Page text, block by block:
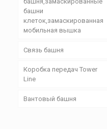
башни
клеток,замаскированная
мобильная вышка
Связь башня
Коробка передач Tower
Line
Вантовый башня